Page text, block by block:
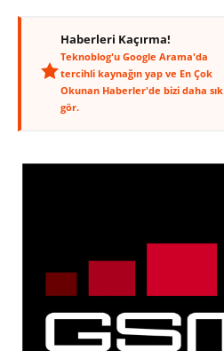
Haberleri Kaçırma!
Teknoblog'u Google Arama'da
tercihli kaynağın yap ve En Çok
Okunan Haberler'de bizi daha sık
gör.